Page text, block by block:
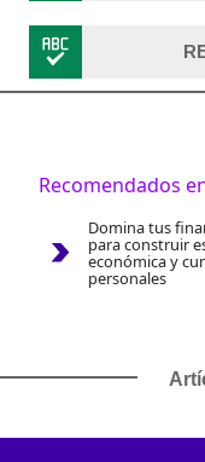
Recomendados
Domina tus
para construir
económica y
personales